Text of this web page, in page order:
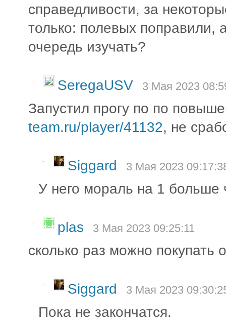
справедливости, за
только: полевых поправили,
очередь изучать?
- SeregaUSV 3 Мая 2023
Запустил прогу по по
team.ru/player/41132, не
- Siggard 3 Мая 2023
У него мораль на 1 больше
- plas 3 Мая 2023 09:25:11
сколько раз можно покупать
- Siggard 3 Мая 2023
Пока не закончатся.